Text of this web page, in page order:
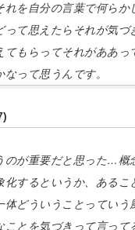
を自分の言葉で何らか
って思えたらそれが気づ
てもらってそれがああっ
って思うんです。
のが重要だと思った…概
するというか、あるこ
体どういうことっていう
ことを気づきって言って